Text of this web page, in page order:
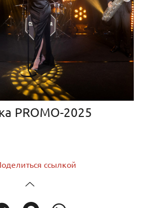
PROMO-2025
ссылкой